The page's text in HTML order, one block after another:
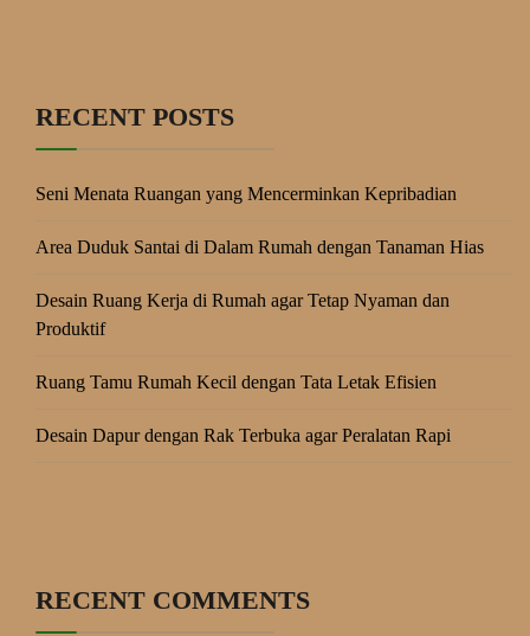
RECENT POSTS
Seni Menata Ruangan yang Mencerminkan Kepribadian
Area Duduk Santai di Dalam Rumah dengan Tanaman Hias
Desain Ruang Kerja di Rumah agar Tetap Nyaman dan
Produktif
Ruang Tamu Rumah Kecil dengan Tata Letak Efisien
Desain Dapur dengan Rak Terbuka agar Peralatan Rapi
RECENT COMMENTS